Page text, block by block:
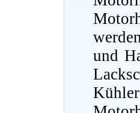
und